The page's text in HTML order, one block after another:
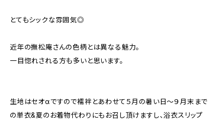
とてもシックな雰囲気◎
近年の撫松庵さんの色柄とは異なる魅力。
一目惚れされる方も多いと思います。
生地はセオαですので襦袢とあわせて５月の暑い日～９月末まで
の単衣&夏のお着物代わりにもお召し頂けますし、浴衣スリップ